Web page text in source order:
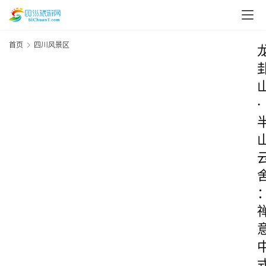
首页 四川风景区
·